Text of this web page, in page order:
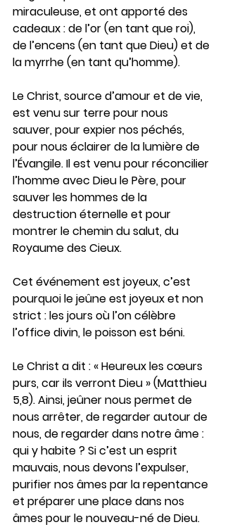
miraculeuse, et ont apporté des
cadeaux : de l’or (en tant que roi),
de l’encens (en tant que Dieu) et de
la myrrhe (en tant qu’homme).
Le Christ, source d’amour et de vie,
est venu sur terre pour nous
sauver, pour expier nos péchés,
pour nous éclairer de la lumière de
l’Évangile. Il est venu pour réconcilier
l’homme avec Dieu le Père, pour
sauver les hommes de la
destruction éternelle et pour
montrer le chemin du salut, du
Royaume des Cieux.
Cet événement est joyeux, c’est
pourquoi le jeûne est joyeux et non
strict : les jours où l’on célèbre
l’office divin, le poisson est béni.
Le Christ a dit : « Heureux les cœurs
purs, car ils verront Dieu » (Matthieu
5,8). Ainsi, jeûner nous permet de
nous arrêter, de regarder autour de
nous, de regarder dans notre âme :
qui y habite ? Si c’est un esprit
mauvais, nous devons l’expulser,
purifier nos âmes par la repentance
et préparer une place dans nos
âmes pour le nouveau-né de Dieu.